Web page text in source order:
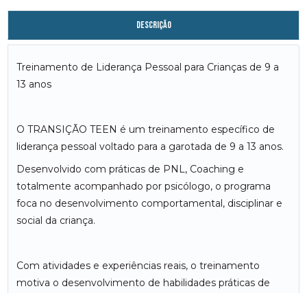
Descrição
Treinamento de Liderança Pessoal para Crianças de 9 a
13 anos
O TRANSIÇÃO TEEN é um treinamento específico de
liderança pessoal voltado para a garotada de 9 a 13 anos.
Desenvolvido com práticas de PNL, Coaching e
totalmente acompanhado por psicólogo, o programa
foca no desenvolvimento comportamental, disciplinar e
social da criança.
Com atividades e experiências reais, o treinamento
motiva o desenvolvimento de habilidades práticas de